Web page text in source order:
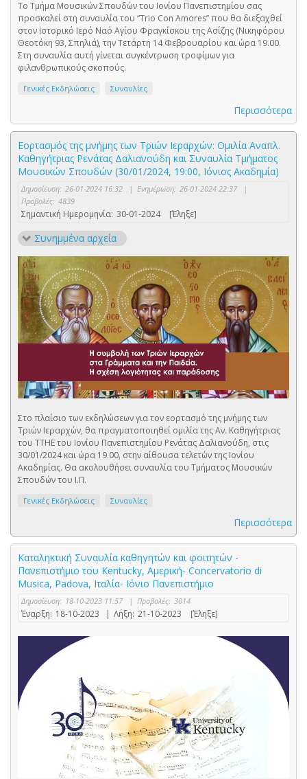
Το Τμήμα Μουσικών Σπουδών του Ιονίου Πανεπιστημίου σας
προσκαλεί στη συναυλία του “Trio Con Amores” που θα διεξαχθεί
στον Ιστορικό Ιερό Ναό Αγίου Φραγκίσκου της Ασίζης (Νικηφόρου
Θεοτόκη 93, Σπηλιά), την Τετάρτη 14 Φεβρουαρίου και ώρα 19.00.
Στη συναυλία αυτή γίνεται συγκέντρωση τροφίμων για
φιλανθρωπικούς σκοπούς.
Γενικές Εκδηλώσεις Συναυλίες
Περισσότερα
Εορτασμός της μνήμης των Τριών Ιεραρχών: Ομιλία Αναπλ.
Καθηγήτριας Ρενάτας Δαλιανούδη και Συναυλία Τμήματος
Μουσικών Σπουδών (30/01/2024, 19:00, Ιόνιος Ακαδημία)
Δημοσίευση: 26-01-2024 16:32 | Ενημέρωση: 26-01-2024 22:37
|
Προβολές: 4839
Σημαντική Ημερομηνία: 30-01-2024 [Έληξε]
Συνημμένα αρχεία
Στο πλαίσιο των εκδηλώσεων για τον εορτασμό της μνήμης των
Τριών Ιεραρχών, θα πραγματοποιηθεί ομιλία της Αν. Καθηγήτριας
του ΤΤΗΕ του Ιονίου Πανεπιστημίου Ρενάτας Δαλιανούδη, στις
30/01/2024 και ώρα 19.00, στην αίθουσα τελετών της Ιονίου
Ακαδημίας. Θα ακολουθήσει συναυλία του Τμήματος Μουσικών
Σπουδών του Ι.Π.
Γενικές Εκδηλώσεις Συναυλίες
Περισσότερα
Καταληκτική Συναυλία καθηγητών και φοιτητών -
Πανεπιστήμιο του Kentucky, Αμερική- Concervatorio di
Musica, Padova, Ιταλία- Ιόνιο Πανεπιστήμιο
Δημοσίευση: 18-10-2023 11:57 | Προβολές: 3014
Έναρξη: 18-10-2023 | Λήξη: 21-10-2023 [Έληξε]